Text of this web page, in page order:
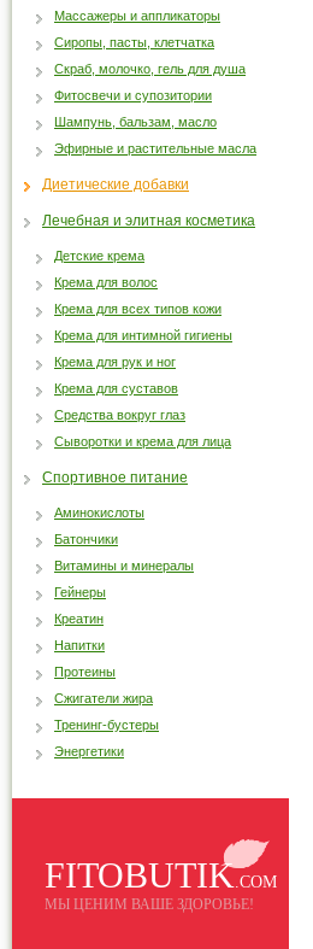
Массажеры и аппликаторы
Сиропы, пасты, клетчатка
Скраб, молочко, гель для душа
Фитосвечи и супозитории
Шампунь, бальзам, масло
Эфирные и растительные масла
Диетические добавки
Лечебная и элитная косметика
Детские крема
Крема для волос
Крема для всех типов кожи
Крема для интимной гигиены
Крема для рук и ног
Крема для суставов
Средства вокруг глаз
Сыворотки и крема для лица
Спортивное питание
Аминокислоты
Батончики
Витамины и минералы
Гейнеры
Креатин
Напитки
Протеины
Сжигатели жира
Тренинг-бустеры
Энергетики
FITOBUTIK.COM
МЫ ЦЕНИМ ВАШЕ ЗДОРОВЬЕ!